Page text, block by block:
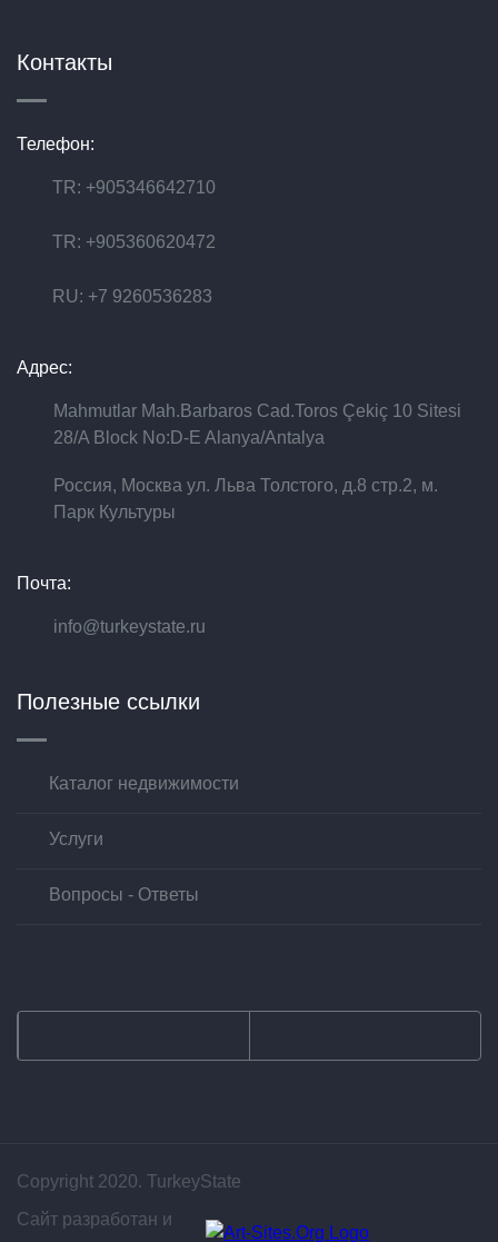
Контакты
Телефон:
TR: +905346642710
TR: +905360620472
RU: +7 9260536283
Адрес:
Mahmutlar Mah.Barbaros Cad.Toros Çekiç 10 Sitesi
28/A Block No:D-E Alanya/Antalya
Россия, Москва ул. Льва Толстого, д.8 стр.2, м.
Парк Культуры
Почта:
info@turkeystate.ru
Полезные ссылки
Каталог недвижимости
Услуги
Вопросы - Ответы
Copyright 2020. TurkeyState
Сайт разработан и